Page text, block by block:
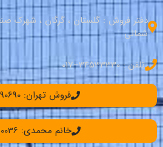
شمالی
تلفن : 34533330–017
فروش تهران: 09124890690
خانم محمدی: 09116690036